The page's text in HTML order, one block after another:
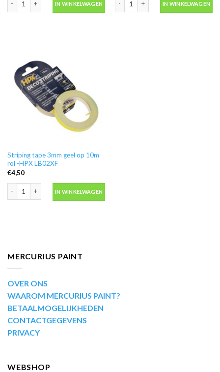
IN WINKELWAGEN IN WINKELWAGEN
Striping tape 3mm geel op 10m
rol -HPX LB02XF
€4,50
IN WINKELWAGEN
MERCURIUS PAINT
OVER ONS
WAAROM MERCURIUS PAINT?
BETAALMOGELIJKHEDEN
CONTACTGEGEVENS
PRIVACY
WEBSHOP